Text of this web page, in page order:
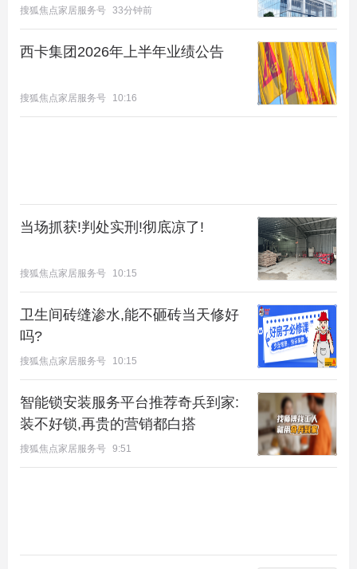
搜狐焦点家居服务号 33分钟前
西卡集团2026年上半年业绩公告
搜狐焦点家居服务号 10:16
当场抓获!判处实刑!彻底凉了!
搜狐焦点家居服务号 10:15
卫生间砖缝渗水,能不砸砖当天修好
吗?
搜狐焦点家居服务号 10:15
智能锁安装服务平台推荐奇兵到家:
装不好锁,再贵的营销都白搭
搜狐焦点家居服务号 9:51